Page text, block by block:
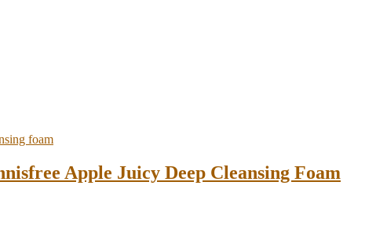
Apple Juicy Deep Cleansing Foam